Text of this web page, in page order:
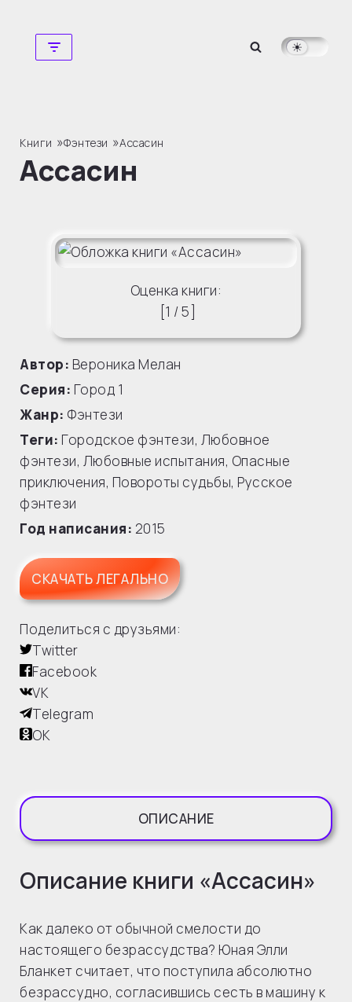
Перейти
Книги »Фэнтези »Ассасин
Ассасин
Оценка книги:
1 /5
Автор: Вероника Мелан
Серия: Город 1
Жанр: Фэнтези
Теги: Городское фэнтези, Любовное
фэнтези, Любовные испытания, Опасные
приключения, Повороты судьбы, Русское
фэнтези
Год написания: 2015
СКАЧАТЬ ЛЕГАЛЬНО
Поделиться с друзьями:
Twitter
Facebook
VK
Telegram
OK
ОПИСАНИЕ
Описание книги «Ассасин»
Как далеко от обычной смелости до
настоящего безрассудства? Юная Элли
Бланкет считает, что поступила абсолютно
безрассудно, согласившись сесть в машину к